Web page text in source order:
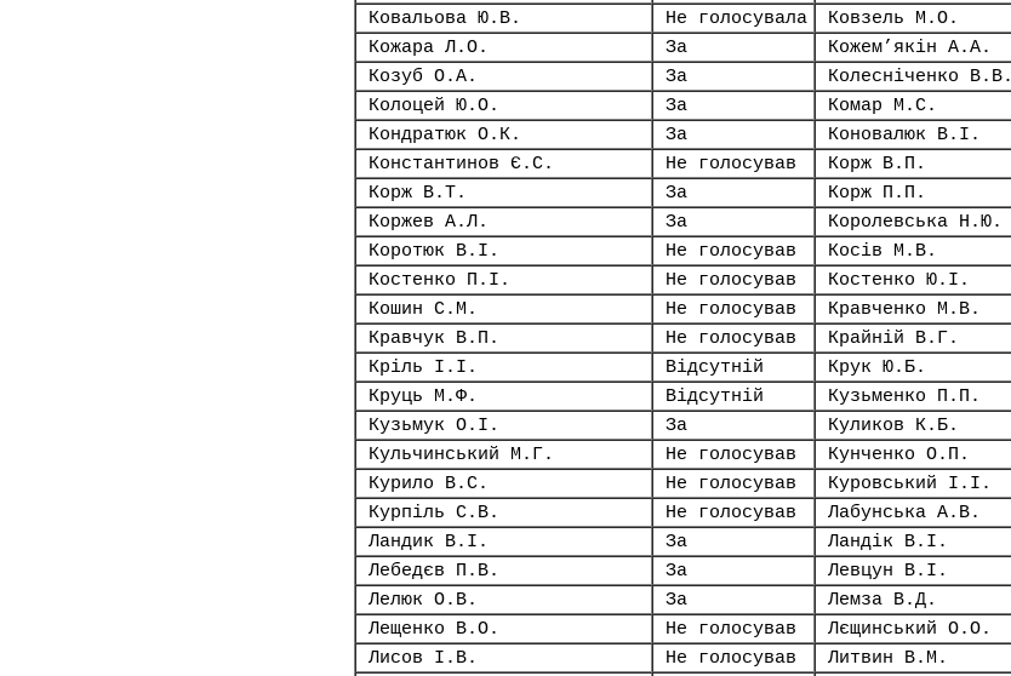
Ковальова Ю.В.
Не голосувала Ковзель М.О.
Кожара Л.О.
За Кожем’якін А.А.
Козуб О.А.
За Колесніченко В.В.
Колоцей Ю.О.
За Комар М.С.
Кондратюк О.К.
За Коновалюк В.І.
Константинов Є.С.
Не голосував Корж В.П.
Корж В.Т.
За Корж П.П.
Коржев А.Л.
За Королевська Н.Ю.
Коротюк В.І.
Не голосував Косів М.В.
Костенко П.І.
Не голосував Костенко Ю.І.
Кошин С.М.
Не голосував Кравченко М.В.
Кравчук В.П.
Не голосував Крайній В.Г.
Кріль І.І.
Відсутній Крук Ю.Б.
Круць М.Ф.
Відсутній Кузьменко П.П.
Кузьмук О.І.
За Куликов К.Б.
Кульчинський М.Г.
Не голосував Кунченко О.П.
Курило В.С.
Не голосував Куровський І.І.
Курпіль С.В.
Не голосував Лабунська А.В.
Ландик В.І.
За Ландік В.І.
Лебедєв П.В.
За Левцун В.І.
Лелюк О.В.
За Лемза В.Д.
Лещенко В.О.
Не голосував Лєщинський О.О.
Лисов І.В.
Не голосував Литвин В.М.